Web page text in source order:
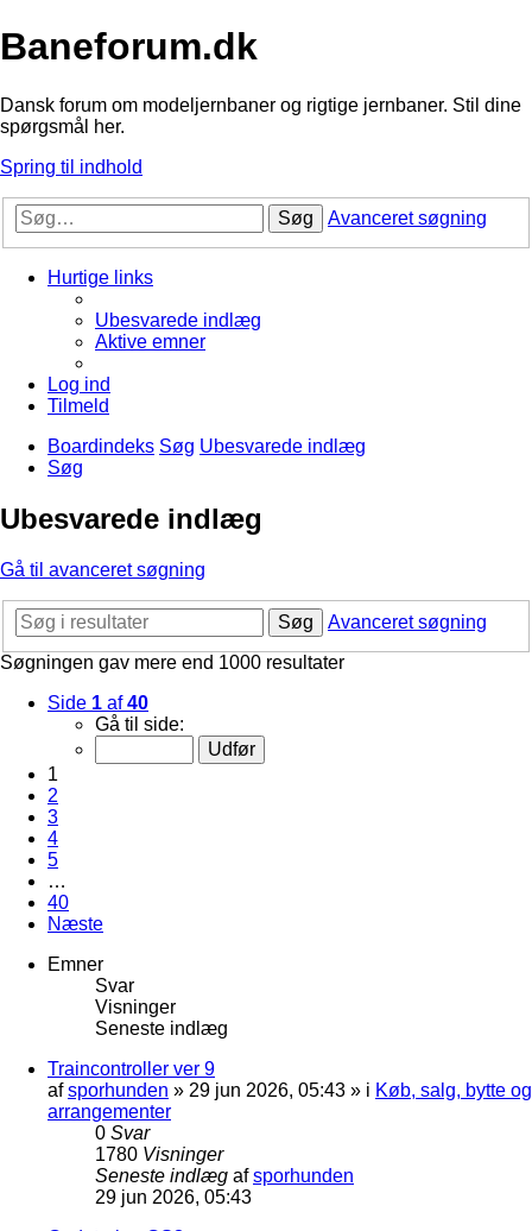
Baneforum.dk
Dansk forum om modeljernbaner og rigtige jernbaner. Stil dine
spørgsmål her.
Spring til indhold
Søg Avanceret søgning
Hurtige links
Ubesvarede indlæg
Aktive emner
Log ind
Tilmeld
Boardindeks Søg Ubesvarede indlæg
Søg
Ubesvarede indlæg
Gå til avanceret søgning
Søg
Avanceret søgning
Søgningen gav mere end 1000 resultater
Side 1 af40
Gå til side:
1
2
3
4
5
…
40
Næste
Emner
Svar
Visninger
Seneste indlæg
Traincontroller ver 9
afsporhunden » 29 jun 2026, 05:43 » i Køb, salg, bytte og
arrangementer
0 Svar
1780 Visninger
Seneste indlæg afsporhunden
29 jun 2026, 05:43